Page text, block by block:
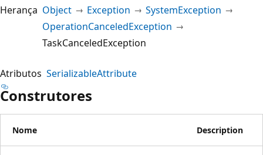
Herança Object Exception
SystemException
OperationCanceledException
TaskCanceledException
Atributos SerializableAttribute
Construtores
Nome Description